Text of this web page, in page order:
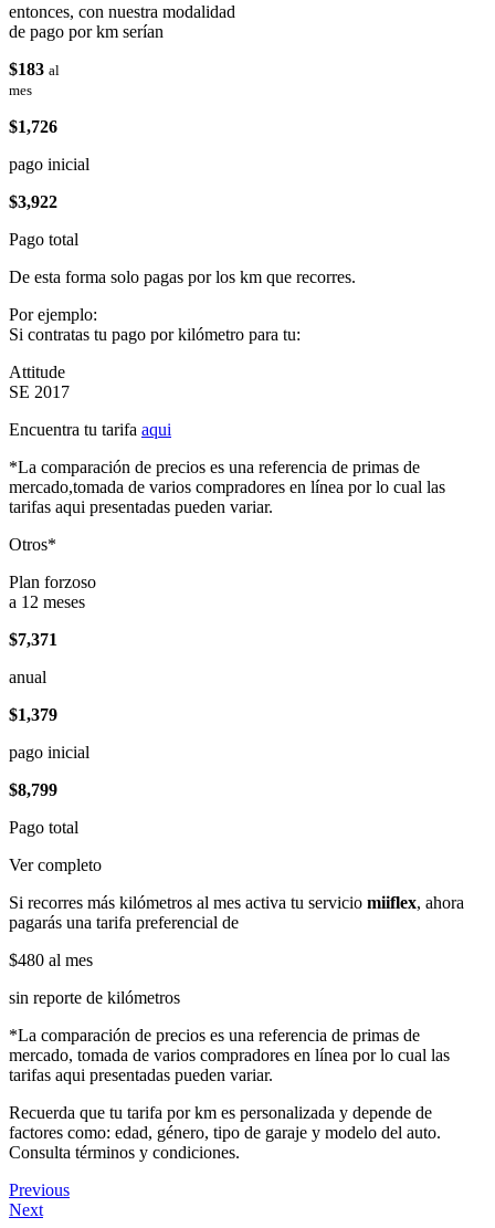
entonces, con nuestra modalidad
de pago por km serían
$183 al
mes
$1,726
pago inicial
$3,922
Pago total
De esta forma solo pagas por los km que recorres.
Por ejemplo:
Si contratas tu pago por kilómetro para tu:
Attitude
SE 2017
Encuentra tu tarifa aqui
*La comparación de precios es una referencia de primas de
mercado,tomada de varios compradores en línea por lo cual las
tarifas aqui presentadas pueden variar.
Otros*
Plan forzoso
a 12 meses
$7,371
anual
$1,379
pago inicial
$8,799
Pago total
Ver completo
Si recorres más kilómetros al mes activa tu servicio miiflex, ahora
pagarás una tarifa preferencial de
$480 al mes
sin reporte de kilómetros
*La comparación de precios es una referencia de primas de
mercado, tomada de varios compradores en línea por lo cual las
tarifas aqui presentadas pueden variar.
Recuerda que tu tarifa por km es personalizada y depende de
factores como: edad, género, tipo de garaje y modelo del auto.
Consulta términos y condiciones.
Previous
Next